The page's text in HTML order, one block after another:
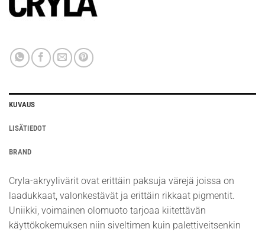
KUVAUS
LISÄTIEDOT
BRAND
Cryla-akryylivärit ovat erittäin paksuja värejä joissa on
laadukkaat, valonkestävät ja erittäin rikkaat pigmentit.
Uniikki, voimainen olomuoto tarjoaa kiitettävän
käyttökokemuksen niin siveltimen kuin palettiveitsenkin